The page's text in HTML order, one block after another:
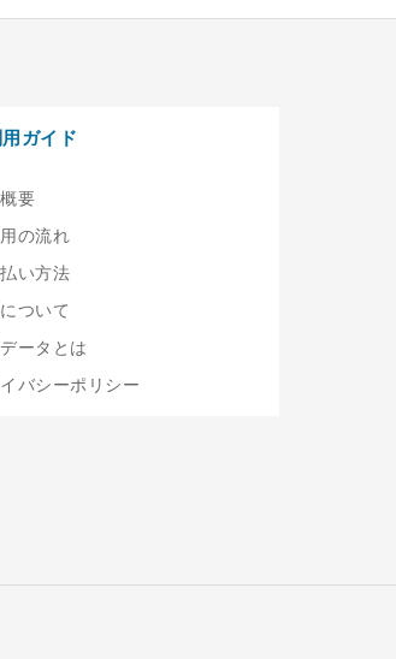
ガイド
要
の流れ
い方法
ついて
ータとは
バシーポリシー